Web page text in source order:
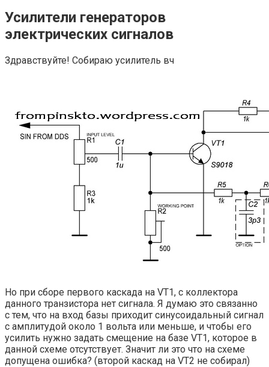
Усилители генераторов
электрических сигналов
Здравствуйте! Собираю усилитель вч
Но при сборе первого каскада на VT1, с коллектора
данного транзистора нет сигнала. Я думаю это связанно
с тем, что на вход базы приходит синусоидальный сигнал
с амплитудой около 1 вольта или меньше, и чтобы его
усилить нужно задать смещение на базе VT1, которое в
данной схеме отсутствует. Значит ли это что на схеме
допущена ошибка? (второй каскад на VT2 не собирал)